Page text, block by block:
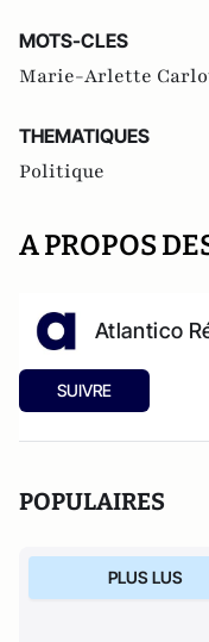
MOTS-CLES
Marie-Arlette
THEMATIQUES
Politique
A PROPOS
Atlantico
SUIVRE
POPULAIRES
PLUS LUS